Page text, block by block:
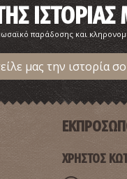
ΠΕΡΙΦΕΡΕΙΑΚΟ ΙΑΤΡΕΙΟ
ΠΕΡΙΦΕΡΕΙΑΚΑ ΙΑΤΡΕΙΑ
ΙΣΤΟΡΙΑΣ
παράδοσης και
μας την ιστορία
ΧΡΗΣΤΟΣ